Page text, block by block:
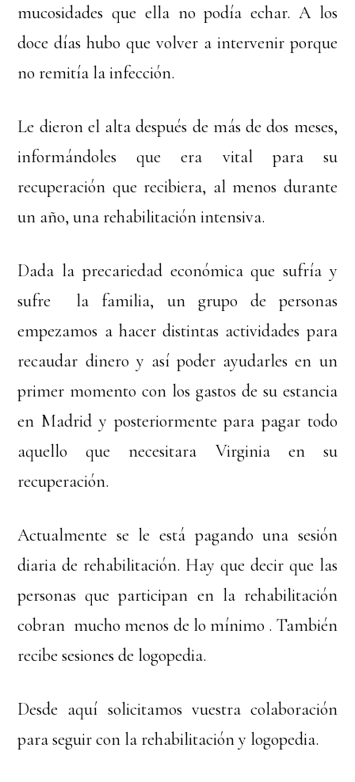
mucosidades que ella no podía echar. A los
doce días hubo que volver a intervenir porque
no remitía la infección.
Le dieron el alta después de más de dos meses,
informándoles que era vital para su
recuperación que recibiera, al menos durante
un año, una rehabilitación intensiva.
Dada la precariedad económica que sufría y
sufre la familia, un grupo de personas
empezamos a hacer distintas actividades para
recaudar dinero y así poder ayudarles en un
primer momento con los gastos de su estancia
en Madrid y posteriormente para pagar todo
aquello que necesitara Virginia en su
recuperación.
Actualmente se le está pagando una sesión
diaria de rehabilitación. Hay que decir que las
personas que participan en la rehabilitación
cobran mucho menos de lo mínimo . También
recibe sesiones de logopedia.
Desde aquí solicitamos vuestra colaboración
para seguir con la rehabilitación y logopedia.